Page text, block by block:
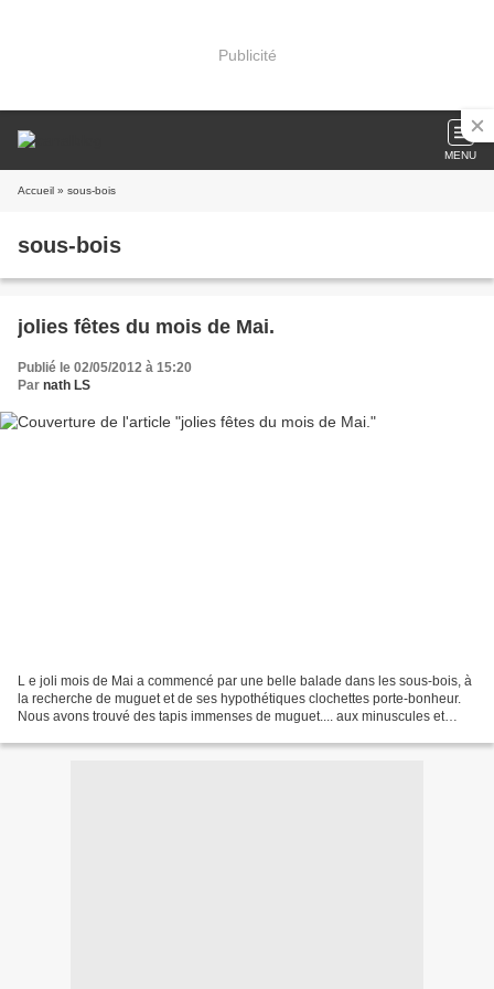
Publicité
MENU
Accueil » sous-bois
sous-bois
jolies fêtes du mois de Mai.
Publié le 02/05/2012 à 15:20
Par nath LS
L e joli mois de Mai a commencé par une belle balade dans les sous-bois, à
la recherche de muguet et de ses hypothétiques clochettes porte-bonheur.
Nous avons trouvé des tapis immenses de muguet.... aux minuscules et